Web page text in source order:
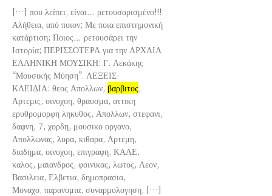
[…] που λείπει, είναι… ρετουσαρισμένο!!!
Αλήθεια, από ποιον; Με ποια επιστημονική
κατάρτιση; Ποιος… ρετουσάρει την
Ιστορία; ΠΕΡΙΣΣΟΤΕΡΑ για την ΑΡΧΑΙΑ
ΕΛΛΗΝΙΚΗ ΜΟΥΣΙΚΗ: Γ. Λεκάκης
“Μουσικής Μύηση”. ΛΕΞΕΙΣ-
ΚΛΕΙΔΙΑ: θεος Απολλων, βαρβιτος,
Αρτεμις, οινοχοη, θραυσμα, αττικη
ερυθρομορφη ληκυθος, Απολλων, στεφανι,
δαφνη, 7, χορδη, μουσικο οργανο,
Απολλωνας, λυρα, κιθαρα, Αρτεμη,
διαδημα, οινοχοη, επιγραφη, ΚΑΛΕ,
καλος, μαιανδρος, φοινικας, λωτος, Λεον,
Βασιλεια, Ελβετια, δημοπρασια,
Μοναχο, παρανομια, συναρμολογηση, […]